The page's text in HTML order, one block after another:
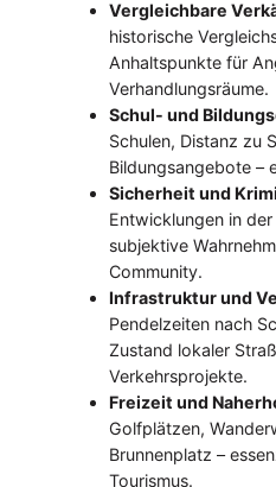
Vergleichbare
historische
Anhaltspunkte für
Verhandlungsräume.
Schul- und
Schulen, Distanz zu
Bildungsangebote –
Sicherheit und
Entwicklungen in
subjektive
Community.
Infrastruktur und
Pendelzeiten nach
Zustand lokaler
Verkehrsprojekte.
Freizeit und
Golfplätzen,
Brunnenplatz –
Tourismus.